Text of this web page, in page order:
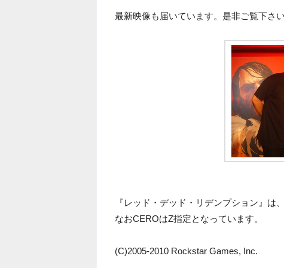
最新映像も届いています。是非ご覧下さい
『レッド・デッド・リデンプション』は
なおCEROはZ指定となっています。
(C)2005-2010 Rockstar Games, Inc.